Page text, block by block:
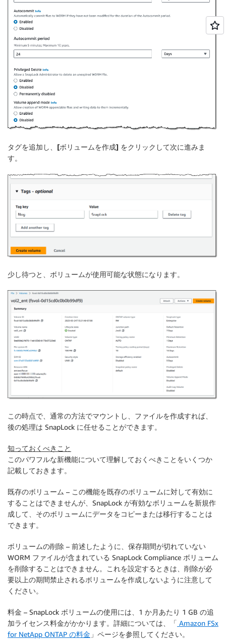
タグを追加し、 [ボリュームを作成] をクリックして次に進みま
す。
少し待つと、ボリュームが使用可能な状態になります。
この時点で、通常の方法でマウントし、ファイルを作成すれば、
後の処理は SnapLock に任せることができます。
知っておくべきこと
このパワフルな新機能について理解しておくべきことをいくつか
記載しておきます。
既存のボリューム – この機能を既存のボリュームに対して有効に
することはできませんが、SnapLock が有効なボリュームを新規作
成して、そのボリュームにデータをコピーまたは移行することは
できます。
ボリュームの削除 – 前述したように、保存期間が切れていない
WORM ファイルが含まれている SnapLock Compliance ボリューム
を削除することはできません。これを設定するときは、削除が必
要以上の期間禁止されるボリュームを作成しないように注意して
ください。
料金 – SnapLock ボリュームの使用には、1 か月あたり 1 GB の追
加ライセンス料金がかかります。詳細については、「 Amazon FSx
for NetApp ONTAP の料金 」ページを参照してください。